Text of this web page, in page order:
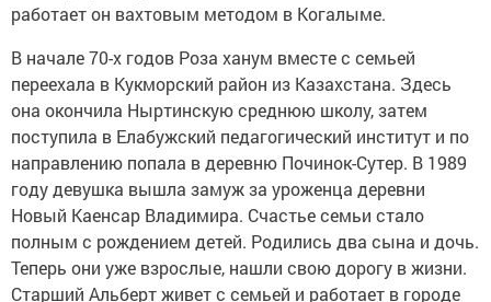
работает он вахтовым методом в Когалыме.
В начале 70-х годов Роза ханум вместе с семьей
переехала в Кукморский район из Казахстана. Здесь
она окончила Ныртинскую среднюю школу, затем
поступила в Елабужский педагогический институт и по
направлению попала в деревню Починок-Сутер. В 1989
году девушка вышла замуж за уроженца деревни
Новый Каенсар Владимира. Счастье семьи стало
полным с рождением детей. Родились два сына и дочь.
Теперь они уже взрослые, нашли свою дорогу в жизни.
Старший Альберт живет с семьей и работает в городе